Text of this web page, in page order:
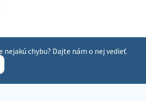
chybu? Dajte nám o nej vedieť.